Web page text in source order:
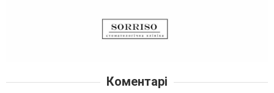
Коментарі